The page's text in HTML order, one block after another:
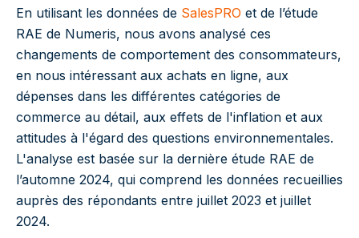
En utilisant les données de SalesPRO et de l’étude
RAE de Numeris, nous avons analysé ces
changements de comportement des consommateurs,
en nous intéressant aux achats en ligne, aux
dépenses dans les différentes catégories de
commerce au détail, aux effets de l'inflation et aux
attitudes à l'égard des questions environnementales.
L'analyse est basée sur la dernière étude RAE de
l’automne 2024, qui comprend les données recueillies
auprès des répondants entre juillet 2023 et juillet
2024.